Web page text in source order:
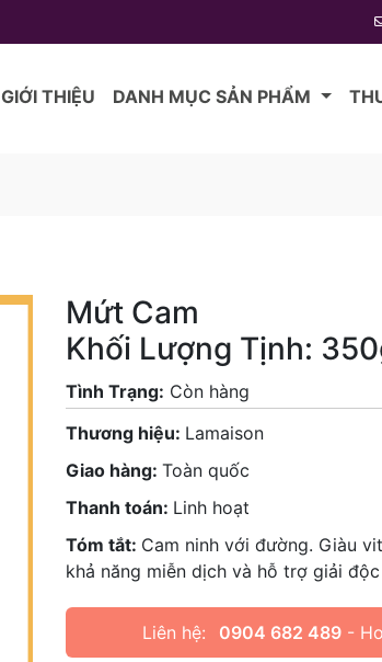
GIỚI THIỆU DANH MỤC SẢN PHẨM
Mứt Cam
Khối Lượng Tịnh:
Tình Trạng: Còn hàng
Thương hiệu: Lamaison
Giao hàng: Toàn quốc
Thanh toán: Linh hoạt
Tóm tắt: Cam ninh với đường. Giàu
khả năng miễn dịch và hỗ trợ giải
Liên hệ: 0904 682 489 -